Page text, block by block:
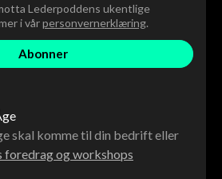
Lederpoddens ukentlige
i vårpersonvernerklæring.
skal komme til din bedrift eller
foredrag og workshops